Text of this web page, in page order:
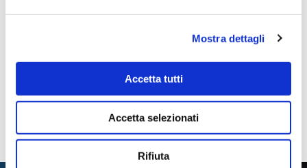
Mostra dettagli
Accetta tutti
Accetta selezionati
Rifiuta